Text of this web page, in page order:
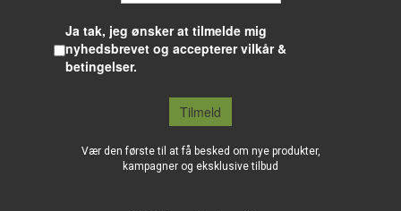
Ja tak, jeg ønsker at tilmelde mig
nyhedsbrevet og accepterer vilkår &
betingelser.
Tilmeld
Vær den første til at få besked om nye produkter,
kampagner og eksklusive tilbud